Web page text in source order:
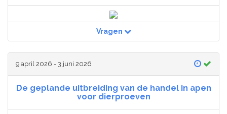
Vragen
9 april 2026 - 3 juni 2026
De geplande uitbreiding van de handel in apen
voor dierproeven